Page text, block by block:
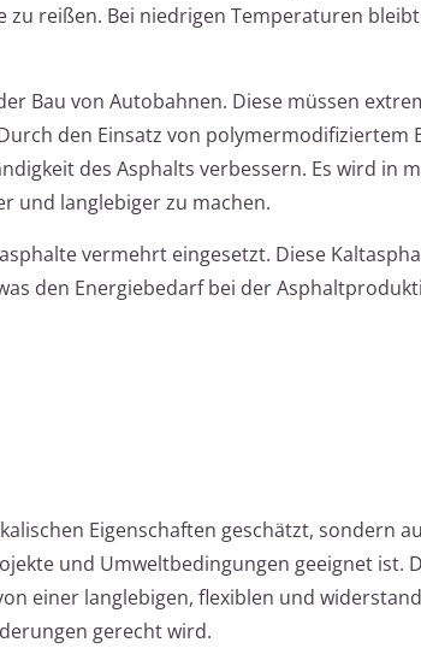
reißen. Bei niedrigen Temperaturen
Bau von Autobahnen. Diese müssen
den Einsatz von polymermodifiziertem
des Asphalts verbessern. Es wird in
und langlebiger zu machen.
vermehrt eingesetzt. Diese
den Energiebedarf bei der
Eigenschaften geschätzt, sondern
und Umweltbedingungen geeignet ist.
einer langlebigen, flexiblen und
gerecht wird.